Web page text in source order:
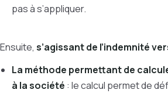
pas à s’appliquer.
Ensuite, s’agissant de l’indemnité
La méthode permettant de
à la société : le calcul permet de